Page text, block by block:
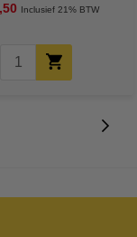
Inclusief 21% BTW